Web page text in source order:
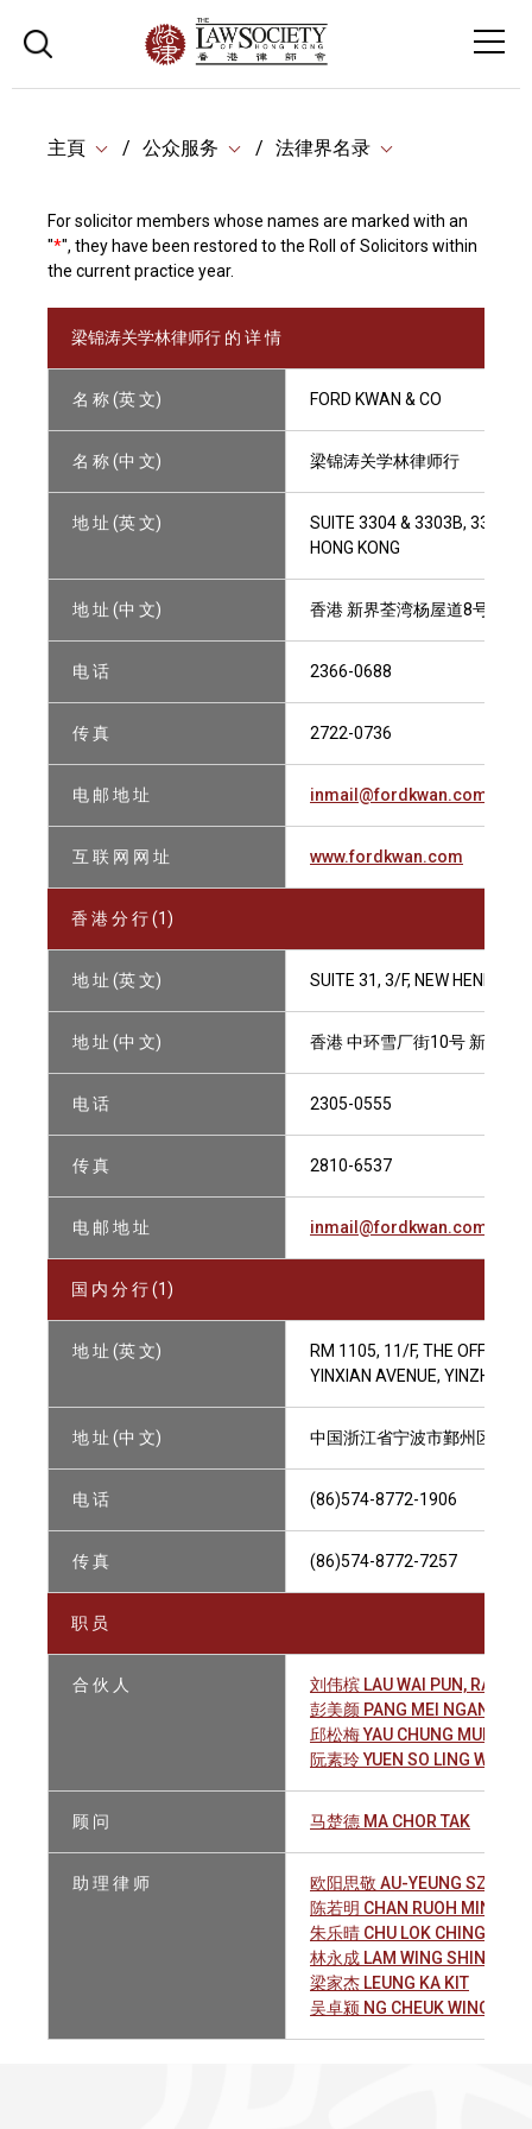
主頁 公众服务 法律界名录
For solicitor members whose names are marked with an
"*", they have been restored to the Roll of Solicitors within
the current practice year.
梁锦涛关学林律师行 的 详 情
名 称 (英 文) FORD KWAN & CO
名 称 (中 文) 梁锦涛关学林律师行
地 址 (英 文)
SUITE 3304 & 3303B, 33/F,
HONG KONG
地 址 (中 文) 香港 新界荃湾杨屋道8号 如
电 话 2366-0688
传 真 2722-0736
电 邮 地 址 inmail@fordkwan.com
互 联 网 网 址 www.fordkwan.com
香 港 分 行 (1)
地 址 (英 文) SUITE 31, 3/F, NEW HENRY
地 址 (中 文) 香港 中环雪厂街10号 新显利
电 话 2305-0555
传 真 2810-6537
电 邮 地 址 inmail@fordkwan.com
国 内 分 行 (1)
地 址 (英 文)
RM 1105, 11/F, THE OFFICE
YINXIAN AVENUE, YINZHOU
地 址 (中 文) 中国浙江省宁波市鄞州区鄞
电 话 (86)574-8772-1906
传 真 (86)574-8772-7257
职 员
合 伙 人
刘伟槟 LAU WAI PUN,
彭美颜 PANG MEI NGAN
邱松梅 YAU CHUNG MUI
阮素玲 YUEN SO LING WINNIE
顾 问 马楚德 MA CHOR TAK
助 理 律 师
欧阳思敬 AU-YEUNG SZE
陈若明 CHAN RUOH MING
朱乐晴 CHU LOK CHING
林永成 LAM WING SHING,
梁家杰 LEUNG KA KIT
吴卓颍 NG CHEUK WING